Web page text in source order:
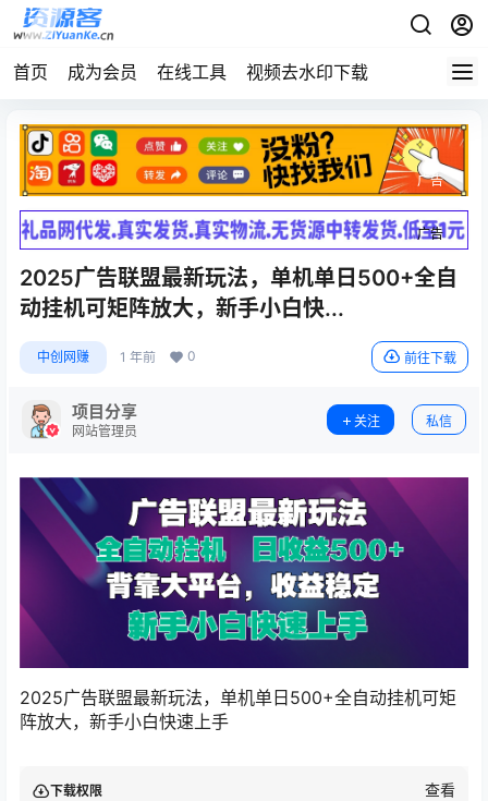
首页 成为会员 在线工具 视频去水印下载
广告
广告
2025广告联盟最新玩法，单机单日500+全自
动挂机可矩阵放大，新手小白快...
中创网赚 1 年前 0 前往下载
项目分享
网站管理员
关注 私信
2025广告联盟最新玩法，单机单日500+全自动挂机可矩
阵放大，新手小白快速上手
下载权限 查看